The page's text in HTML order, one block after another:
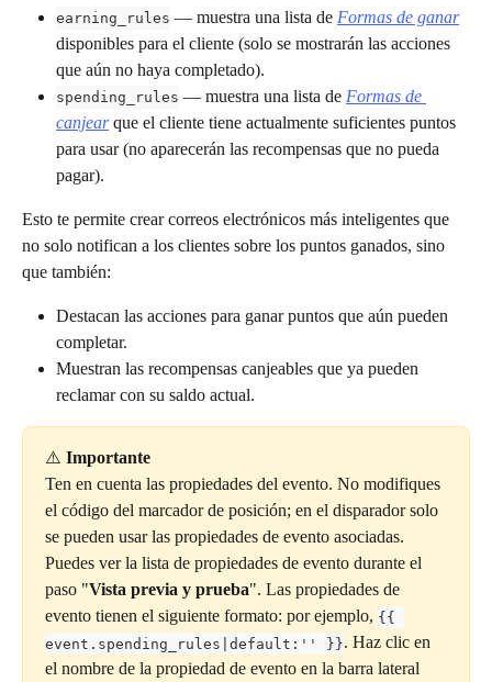
earning_rules — muestra una lista de Formas de ganar
disponibles para el cliente (solo se mostrarán las acciones
que aún no haya completado).
spending_rules — muestra una lista de Formas de
canjear que el cliente tiene actualmente suficientes puntos
para usar (no aparecerán las recompensas que no pueda
pagar).
Esto te permite crear correos electrónicos más inteligentes que
no solo notifican a los clientes sobre los puntos ganados, sino
que también:
Destacan las acciones para ganar puntos que aún pueden
completar.
Muestran las recompensas canjeables que ya pueden
reclamar con su saldo actual.
⚠️ Importante
Ten en cuenta las propiedades del evento. No modifiques
el código del marcador de posición; en el disparador solo
se pueden usar las propiedades de evento asociadas.
Puedes ver la lista de propiedades de evento durante el
paso "Vista previa y prueba". Las propiedades de
evento tienen el siguiente formato: por ejemplo, {{
event.spending_rules|default:'' }}. Haz clic en
el nombre de la propiedad de evento en la barra lateral